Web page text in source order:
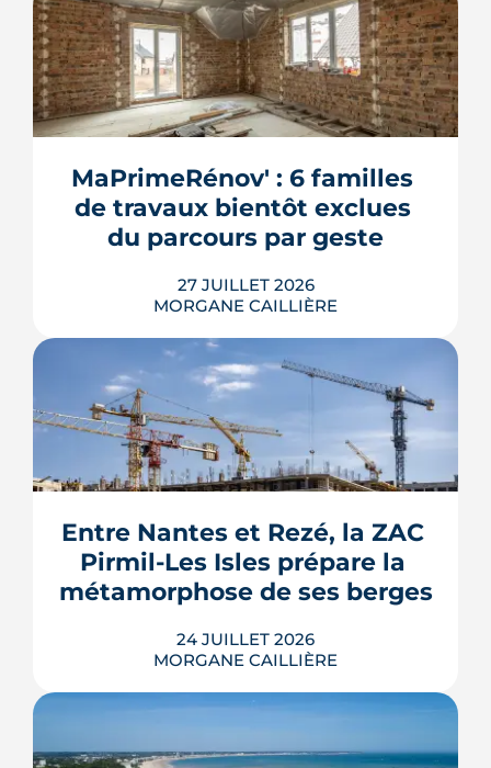
259 € par an en moyenne régionale,
une hausse de 14 % sur un an, un
risque inondation bien réel autour de
la Loire et de la Sèvre : l'assurance
habitation nantaise conjugue tarifs
doux et vigilance locale. Chiffres,
limites et conseils pour payer le juste
MaPrimeRénov' : 6 familles
de travaux bientôt exclues
du parcours par geste
27 JUILLET 2026
MORGANE CAILLIÈRE
Le Gouvernement prévoit de retirer six
familles de travaux du parcours « par
geste » de MaPrimeRénov' au 1er
septembre 2026, sous réserve de la
publication des textes définitifs.
fenêtres, VMC, chauffe-eau
thermodynamique, chauffage au bois
et solaire thermi...
Entre Nantes et Rezé, la ZAC
Pirmil-Les Isles prépare la
métamorphose de ses berges
24 JUILLET 2026
MORGANE CAILLIÈRE